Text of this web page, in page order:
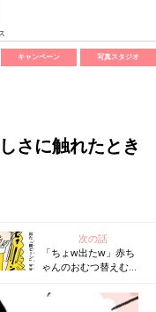
キャンペーン 写真スタジオ
さに触れたとき
次の話
「ちょw出たw」赤ち
ゃんのおむつ替えむず
育児劇場 #20】